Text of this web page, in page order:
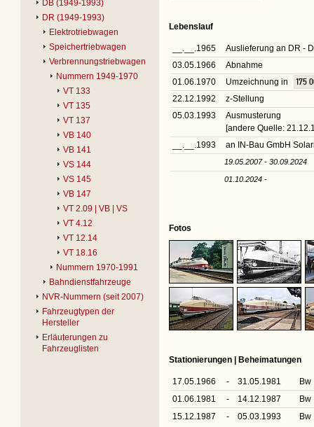
DB (1949-1993)
DR (1949-1993)
Elektrotriebwagen
Speichertriebwagen
Verbrennungstriebwagen
Nummern 1949-1970
VT 133
VT 135
VT 137
VB 140
VB 141
VS 144
VS 145
VB 147
VT 2.09 | VB | VS
VT 4.12
VT 12.14
VT 18.16
Nummern 1970-1991
Bahndienstfahrzeuge
NVR-Nummern (seit 2007)
Fahrzeugtypen der
Hersteller
Erläuterungen zu
Fahrzeuglisten
Lebenslauf
__.__.1965
Auslieferung an DR -
03.05.1966
Abnahme
01.06.1970
Umzeichnung in
175
22.12.1992
z-Stellung
05.03.1993
Ausmusterung
[andere Quelle:
__.__.1993
an IN-Bau GmbH
19.05.2007 - 30.09.2024
01.10.2024 -
Fotos
Stationierungen | Beheimatungen
17.05.1966 - 31.05.1981
Bw
01.06.1981
- 14.12.1987
Bw
15.12.1987
- 05.03.1993 Bw